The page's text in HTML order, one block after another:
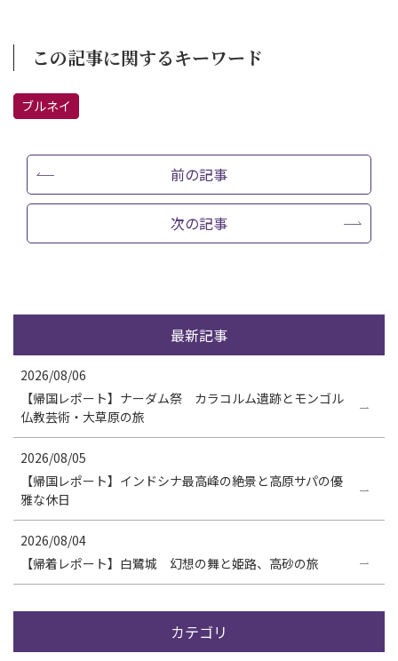
この記事に関するキーワード
ブルネイ
前の記事
次の記事
最新記事
2026/08/06
【帰国レポート】ナーダム祭 カラコルム遺跡とモンゴル
仏教芸術・大草原の旅
2026/08/05
【帰国レポート】インドシナ最高峰の絶景と高原サパの優
雅な休日
2026/08/04
【帰着レポート】白鷺城 幻想の舞と姫路、高砂の旅
カテゴリ